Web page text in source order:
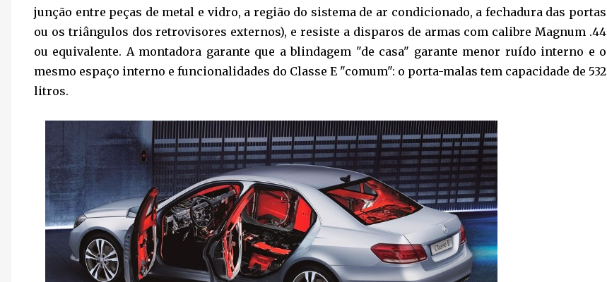
junção entre peças de metal e vidro, a região do sistema de ar condicionado, a fechadura das portas
ou os triângulos dos retrovisores externos), e resiste a disparos de armas com calibre Magnum .44
ou equivalente. A montadora garante que a blindagem "de casa" garante menor ruído interno e o
mesmo espaço interno e funcionalidades do Classe E "comum": o porta-malas tem capacidade de 532
litros.